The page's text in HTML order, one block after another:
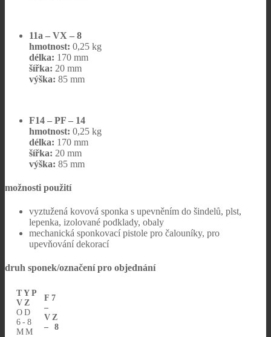
11a – VX – 8
hmotnost: 0,25 kg
délka: 170 mm
šířka: 20 mm
výška: 85 mm
F14 – PF – 14
hmotnost: 0,25 kg
délka: 170 mm
šířka: 20 mm
výška: 85 mm
možnosti použití
vyztužená kovová sponka s upevněním do šindelů, plst,
lepenka, izolované podklady, obaly
mechanická sponkovací pistole pro čalouníky, pro
upevňování dekorací
druh sponek/označení pro objednání
TYP
VZ
OD
6-8
MM
F7
–
VZ
– 8